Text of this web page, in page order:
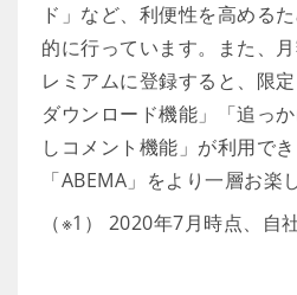
ド」など、利便性を高める
的に行っています。また、
レミアムに登録すると、限
ダウンロード機能」「追っ
しコメント機能」が利用で
「ABEMA」をより一層お楽
（※1） 2020年7月時点、自